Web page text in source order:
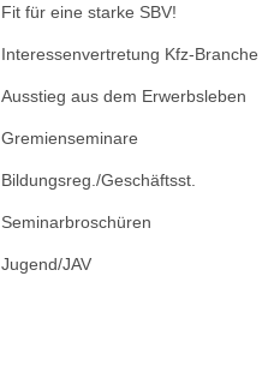
Fit für eine starke SBV!
Interessenvertretung Kfz-Branche
Ausstieg aus dem Erwerbsleben
Gremienseminare
Bildungsreg./Geschäftsst.
Seminarbroschüren
Jugend/JAV